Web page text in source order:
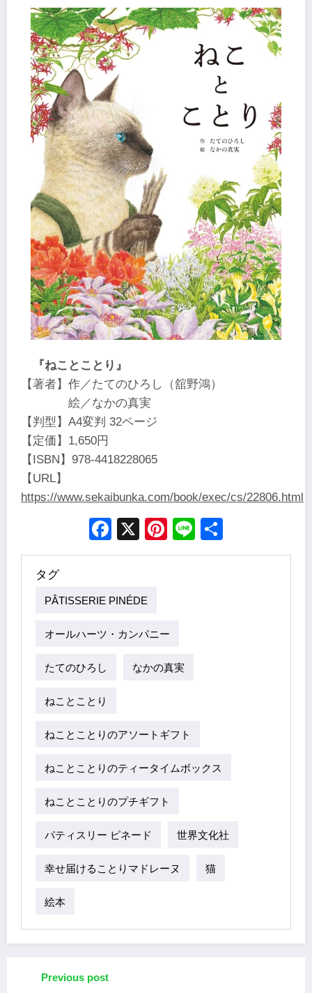
『ねことことり』
【著者】作／たてのひろし（舘野鴻）
絵／なかの真実
【判型】A4変判 32ページ
【定価】1,650円
【ISBN】978-4418228065
【URL】
https://www.sekaibunka.com/book/exec/cs/22806.html
Facebook
X Pinterest
Line
タグ
PÂTISSERIE PINÉDE
オールハーツ・カンパニー
たてのひろし なかの真実
ねことことり
ねことことりのアソートギフト
ねことことりのティータイムボックス
ねことことりのプチギフト
パティスリー ピネード 世界文化社
幸せ届けることりマドレーヌ 猫
絵本
Previous post